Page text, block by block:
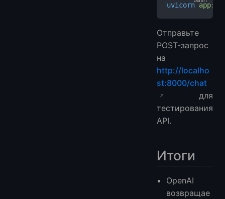
uvicorn
Отправьте
POST-запрос
на
http://localho
st:8000/chat
для
тестирования
API.
Итоги
OpenAI
возвращае